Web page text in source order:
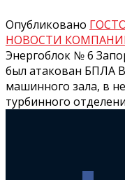
Опубликовано
НОВОСТИ
Энергоблок № 6
был атакован БПЛА
машинного зала, в
турбинного